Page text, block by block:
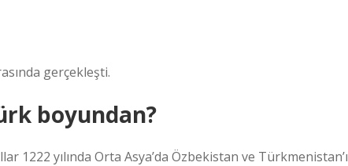
gerçekleşti.
boyundan?
yılında Orta Asya’da Özbekistan ve Türkmenistan’ı